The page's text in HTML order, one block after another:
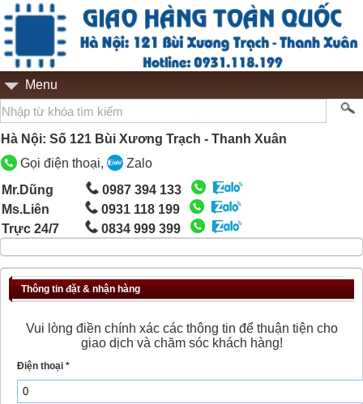
Menu
Hà Nội: Số 121 Bùi Xương Trạch - Thanh Xuân
Gọi điện thoại,
Zalo
Mr.Dũng
0987 394 133
Ms.Liên
0931 118 199
Trực 24/7
0834 999 399
Thông tin đặt & nhận hàng
Vui lòng điền chính xác các thông tin để thuận tiện cho
giao dịch và chăm sóc khách hàng!
Điện thoại *